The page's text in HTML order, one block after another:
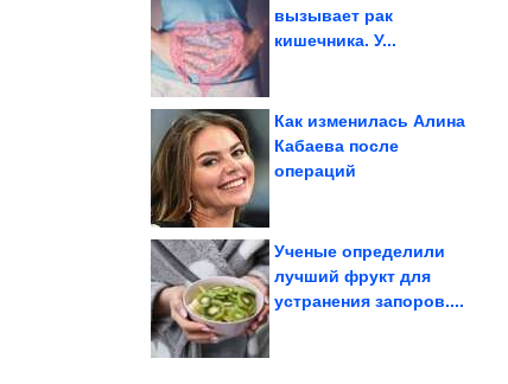
вызывает рак
кишечника. У...
Какие травы с дачи
вместо чая?
Как изменилась Алина
Кабаева после
операций
100% супер хиты про
отношения мужчин и
Ученые определили
лучший фрукт для
устранения запоров....